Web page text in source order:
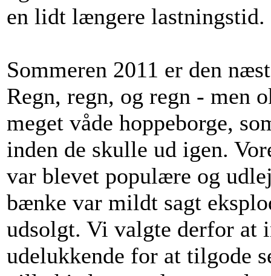
en lidt længere lastningstid.
Sommeren 2011 er den
Regn, regn, og regn - men
meget våde hoppeborge,
inden de skulle ud igen.
var blevet populære og
bænke var mildt sagt
udsolgt. Vi valgte derfor at
udelukkende for at tilgode